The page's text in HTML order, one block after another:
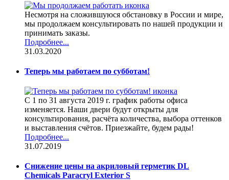
Несмотря на сложившуюся обстановку в России и мире,
мы продолжаем консультировать по нашей продукции и
принимать заказы.
Подробнее...
31.03.2020
Теперь мы работаем по субботам!
С 1 по 31 августа 2019 г. график работы офиса
изменяется. Наши двери будут открыты для
консультирования, расчёта количества, выбора оттенков
и выставления счётов. Приезжайте, будем рады!
Подробнее...
31.07.2019
Снижение цены на акриловый герметик DL
Chemicals Paracryl Exterior S